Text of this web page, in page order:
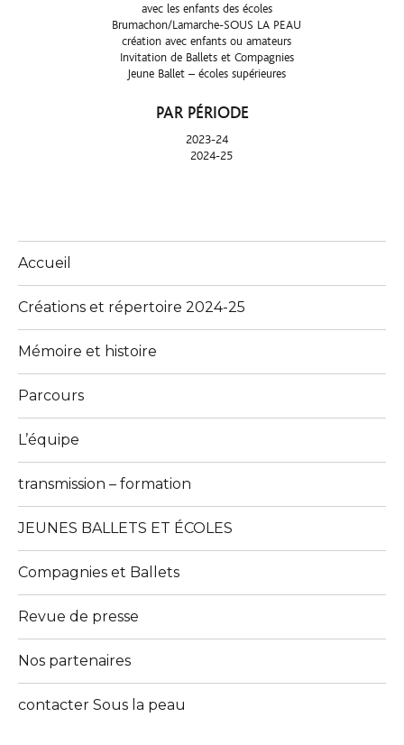
avec les enfants des écoles
Brumachon/Lamarche-SOUS LA PEAU
création avec enfants ou amateurs
Invitation de Ballets et Compagnies
Jeune Ballet – écoles supérieures
PAR PÉRIODE
2023-24
2024-25
Accueil
Créations et répertoire 2024-25
Mémoire et histoire
Parcours
L’équipe
transmission – formation
JEUNES BALLETS ET ÉCOLES
Compagnies et Ballets
Revue de presse
Nos partenaires
contacter Sous la peau